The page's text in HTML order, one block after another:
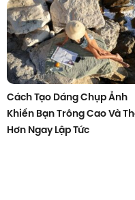
Cách Tạo Dáng Chụp Ảnh
Khiến Bạn Trông Cao Và
Hơn Ngay Lập Tức